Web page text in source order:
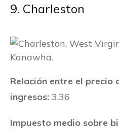
9. Charleston
Relación entre el precio
ingresos: 3,36
Impuesto medio sobre